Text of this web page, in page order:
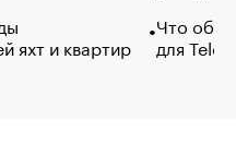
яхт и квартир
Что
для